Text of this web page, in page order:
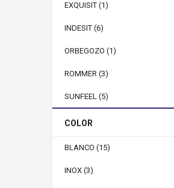
EXQUISIT (1)
INDESIT (6)
ORBEGOZO (1)
ROMMER (3)
SUNFEEL (5)
COLOR
BLANCO (15)
INOX (3)